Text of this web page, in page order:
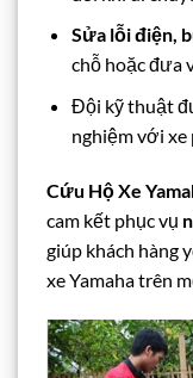
Sửa lỗi điện,
chỗ hoặc đưa
Đội kỹ thuật
nghiệm với xe
Cứu Hộ Xe
cam kết phục vụ
giúp khách hàng
xe Yamaha trên